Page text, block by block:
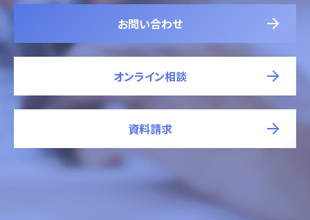
お問い合わせ
オンライン相談
資料請求